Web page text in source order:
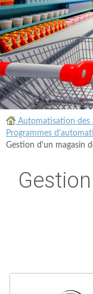
Automatisation des
Programmes
Gestion d'un magasin